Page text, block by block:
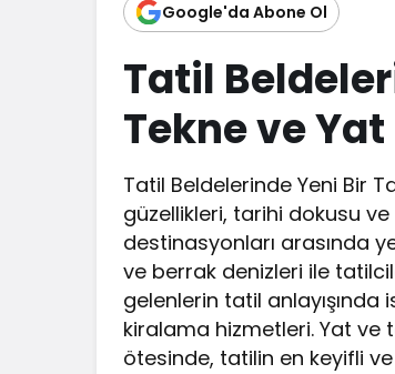
Google'da Abone Ol
Tatil
Tekne ve
Tatil Beldelerinde Yeni Bir
güzellikleri, tarihi dokusu
destinasyonları arasında
ve berrak denizleri ile
gelenlerin tatil anlayışında
kiralama hizmetleri. Yat ve
ötesinde, tatilin en keyifli ve